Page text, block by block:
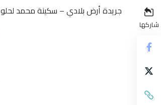
شاركها
جريدة أرض بلادي – سكينة محمد لحلو